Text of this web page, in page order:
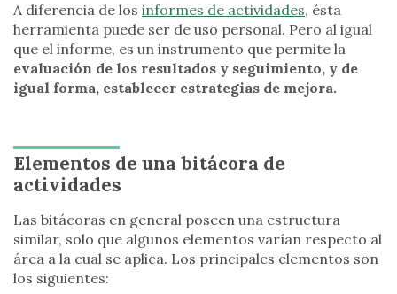
A diferencia de los informes de actividades, ésta
herramienta puede ser de uso personal. Pero al igual
que el informe, es un instrumento que permite la
evaluación de los resultados y seguimiento, y de
igual forma, establecer estrategias de mejora.
Elementos de una bitácora de
actividades
Las bitácoras en general poseen una estructura
similar, solo que algunos elementos varían respecto al
área a la cual se aplica. Los principales elementos son
los siguientes: